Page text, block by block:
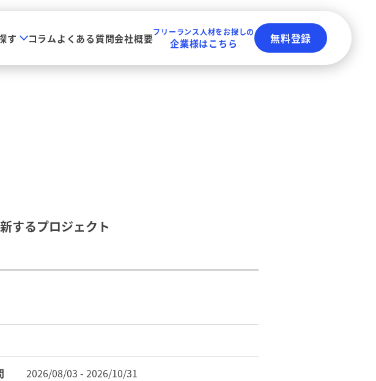
す コラムよくある質問会社概要
フリーランス人材をお探しの
企業様はこちら 無料登録
するプロジェクト
2026/08/03 - 2026/10/31